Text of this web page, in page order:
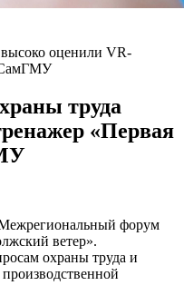
оценили VR-
труда
«Первая
Межрегиональный форум
ветер».
охраны труда и